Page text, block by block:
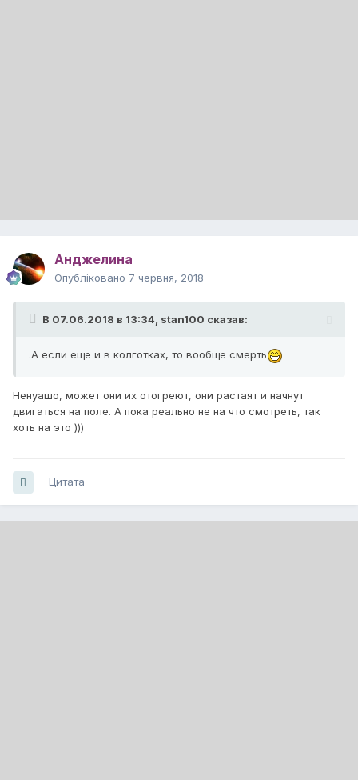
Анджелина
Опубліковано 7 червня, 2018
В 07.06.2018 в 13:34, stan100 сказав:
.А если еще и в колготках, то вообще смерть
Ненуашо, может они их отогреют, они растаят и начнут
двигаться на поле. А пока реально не на что смотреть, так
хоть на это )))
Цитата